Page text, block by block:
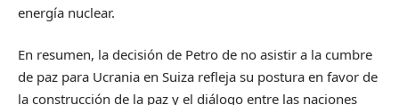
energía nuclear.
En resumen, la decisión de Petro de no asistir a la cumbre
de paz para Ucrania en Suiza refleja su postura en favor de
la construcción de la paz y el diálogo entre las naciones